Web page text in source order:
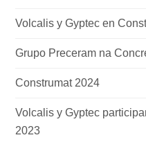
Volcalis y Gyptec en
Grupo Preceram na
Construmat 2024
Volcalis y Gyptec
2023